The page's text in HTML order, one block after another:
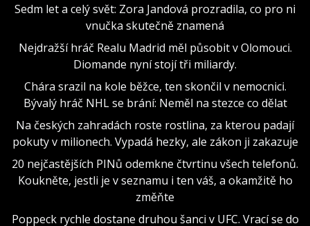
Sedm let a celý svět: Zora Jandová prozradila, co pro ni
vnučka skutečně znamená
Nejdražší hráč Realu Madrid měl působit v Olomouci.
Diomande nyní stojí tři miliardy.
Chára srazil na kole běžce, ten skončil v nemocnici.
Bývalý hráč NHL se brání: Neměl na stezce co dělat
Na českých zahradách roste rostlina, za kterou padají
pokuty v milionech. Vypadá hezky, ale zákon ji zakazuje
20 nejčastějších PINů odemkne čtvrtinu všech telefonů.
Koukněte, jestli je v seznamu i ten váš, a okamžitě ho
změňte
Poppeck rychle dostane druhou šanci v UFC. Vrací se do